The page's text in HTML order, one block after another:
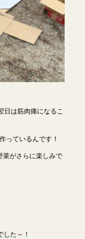
日は筋肉痛になるこ
っているんです！
菜がさらに楽しみで
た～！